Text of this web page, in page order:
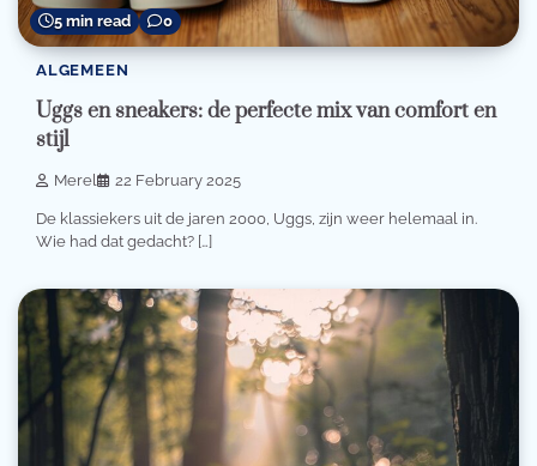
5 min read 0
ALGEMEEN
Uggs en sneakers: de perfecte mix van comfort en
stijl
Merel 22 February 2025
De klassiekers uit de jaren 2000, Uggs, zijn weer helemaal in.
Wie had dat gedacht? […]